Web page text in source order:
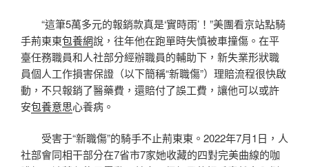
“這筆5萬多元的報銷款真是‘實時雨’！”美團看京站點騎
手荊東東包養網說，往年他在跑單時失慎被車撞傷。在平
臺任務職員和人社部分經辦職員的輔助下，新失業形狀職
員個人工作損害保證（以下簡稱“新職傷”）理賠流程很快啟
動，不只報銷了醫藥費，還賠付了誤工費，讓他可以或許
安包養意思心養病。
受害于“新職傷”的騎手不止荊東東。2022年7月1日，人
社部會同相干部分在7省市7家她收藏的四對完美曲線的咖